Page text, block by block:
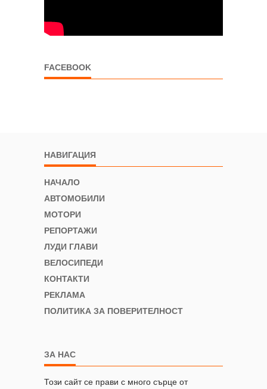
FACEBOOK
НАВИГАЦИЯ
НАЧАЛО
АВТОМОБИЛИ
МОТОРИ
РЕПОРТАЖИ
ЛУДИ ГЛАВИ
ВЕЛОСИПЕДИ
КОНТАКТИ
РЕКЛАМА
ПОЛИТИКА ЗА ПОВЕРИТЕЛНОСТ
ЗА НАС
Този сайт се прави с много сърце от